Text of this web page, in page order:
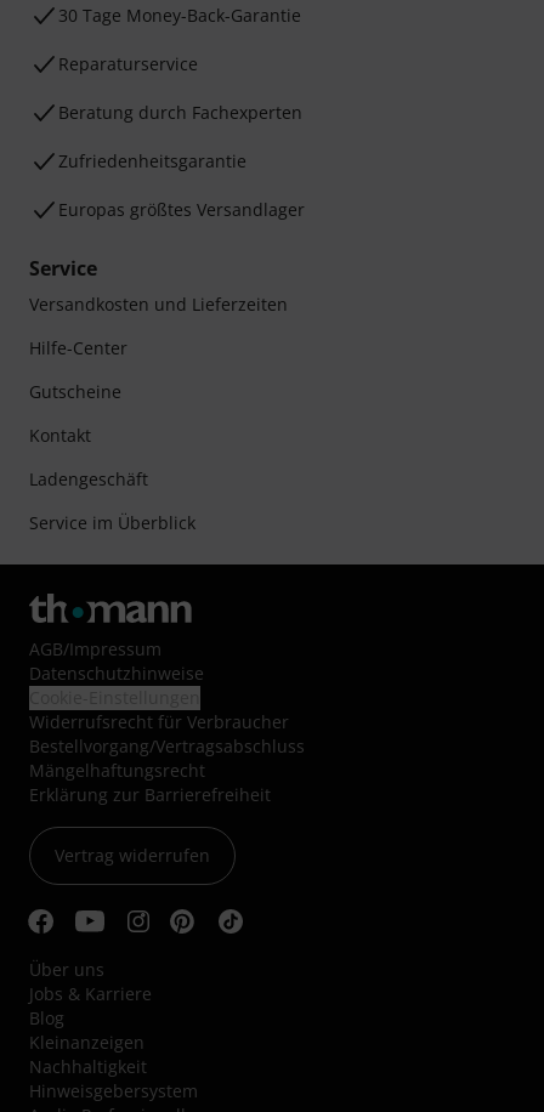
30 Tage Money-Back-Garantie
Reparaturservice
Beratung durch Fachexperten
Zufriedenheitsgarantie
Europas größtes Versandlager
Service
Versandkosten und Lieferzeiten
Hilfe-Center
Gutscheine
Kontakt
Ladengeschäft
Service im Überblick
AGB/Impressum
Datenschutzhinweise
Widerrufsrecht für Verbraucher
Bestellvorgang/Vertragsabschluss
Mängelhaftungsrecht
Erklärung zur Barrierefreiheit
Vertrag widerrufen
Über uns
Jobs & Karriere
Blog
Kleinanzeigen
Nachhaltigkeit
Hinweisgebersystem